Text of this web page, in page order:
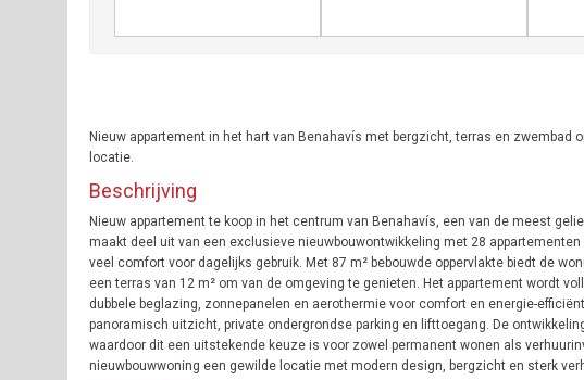
Nieuw appartement in het hart van Benahavís met bergzicht, terras en zwembad
locatie.
Beschrijving
Nieuw appartement te koop in het centrum van Benahavís, een van de meest
maakt deel uit van een exclusieve nieuwbouwontwikkeling met 28
veel comfort voor dagelijks gebruik. Met 87 m² bebouwde oppervlakte biedt de
een terras van 12 m² om van de omgeving te genieten. Het appartement wordt
dubbele beglazing, zonnepanelen en aerothermie voor comfort en energie-
panoramisch uitzicht, private ondergrondse parking en lifttoegang. De
waardoor dit een uitstekende keuze is voor zowel permanent wonen als
nieuwbouwwoning een gewilde locatie met modern design, bergzicht en sterk